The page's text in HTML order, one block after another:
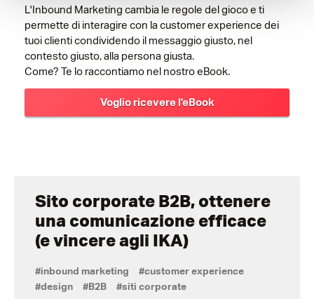
L'Inbound Marketing cambia le regole del gioco e ti
permette di interagire con la customer experience dei
tuoi clienti condividendo il messaggio giusto, nel
contesto giusto, alla persona giusta.
Come? Te lo raccontiamo nel nostro eBook.
Voglio ricevere l'eBook
Sito corporate B2B, ottenere
una comunicazione efficace
(e vincere agli IKA)
#inbound marketing #customer experience
#design #B2B #siti corporate